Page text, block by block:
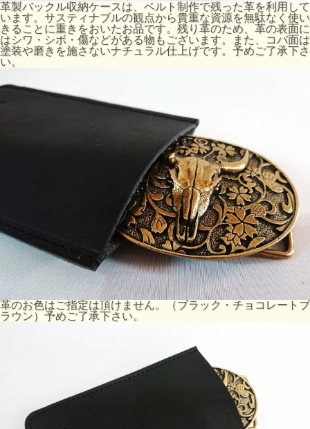
革製バックル収納ケースは、ベルト制作で残った革を利用して
います。サスティナブルの観点から貴重な資源を無駄なく使い
きることに重きをおいたお品です。残り革のため、革の表面に
はシワ・シボ・傷などがある物もございます。また、コバ面は
塗装や磨きを施さないナチュラル仕上げです。予めご了承下さ
い。
革のお色はご指定は頂けません。（ブラック・チョコレートブ
ラウン）予めご了承下さい。